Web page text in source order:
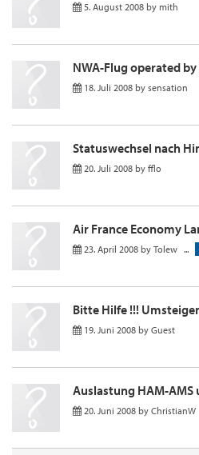
5. August 2008 by mith
NWA-Flug operated by
18. Juli 2008 by sensation
Statuswechsel nach
20. Juli 2008 by fflo
Air France Economy
23. April 2008 by Tolew ...
Bitte Hilfe !!!
19. Juni 2008 by Guest
Auslastung HAM-AMS
20. Juni 2008 by ChristianW